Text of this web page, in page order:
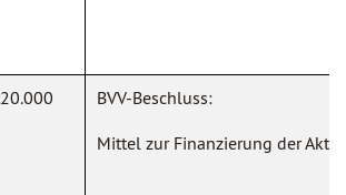
20.000 BVV-Beschluss:
Mittel zur Finanzierung der